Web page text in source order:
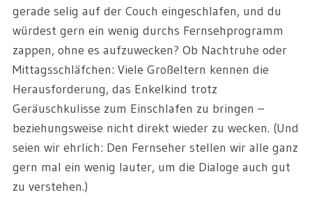
gerade selig auf der Couch eingeschlafen, und du
würdest gern ein wenig durchs Fernsehprogramm
zappen, ohne es aufzuwecken? Ob Nachtruhe oder
Mittagsschläfchen: Viele Großeltern kennen die
Herausforderung, das Enkelkind trotz
Geräuschkulisse zum Einschlafen zu bringen –
beziehungsweise nicht direkt wieder zu wecken. (Und
seien wir ehrlich: Den Fernseher stellen wir alle ganz
gern mal ein wenig lauter, um die Dialoge auch gut
zu verstehen.)